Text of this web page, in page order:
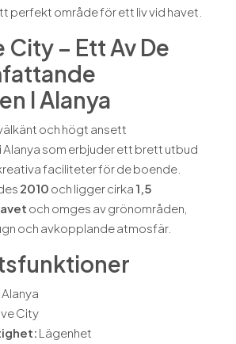
perfekt område för ett liv vid havet.
City – Ett Av De
I Alanya
och högt ansett
som erbjuder ett brett utbud
faciliteter för de boende.
2010 och ligger cirka1,5
och omges av grönområden,
och avkopplande atmosfär.
City
Lägenhet